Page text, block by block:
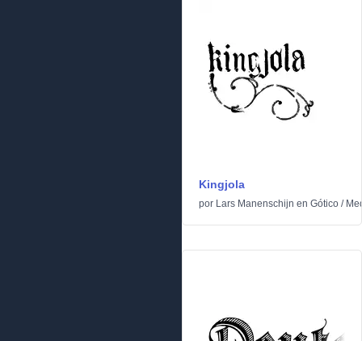
Kingjola
por Lars Manenschijn en Gótico /